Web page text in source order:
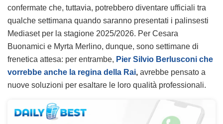
confermate che, tuttavia, potrebbero diventare ufficiali tra
qualche settimana quando saranno presentati i palinsesti
Mediaset per la stagione 2025/2026. Per Cesara
Buonamici e Myrta Merlino, dunque, sono settimane di
frenetica attesa: per entrambe, Pier Silvio Berlusconi che
vorrebbe anche la regina della Rai, avrebbe pensato a
nuove soluzioni per esaltare le loro qualità professionali.